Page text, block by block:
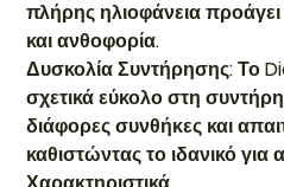
πλήρης ηλιοφάνεια
και ανθοφορία.
Δυσκολία Συντήρησης: Το
σχετικά εύκολο στη
διάφορες συνθήκες και
καθιστώντας το ιδανικό